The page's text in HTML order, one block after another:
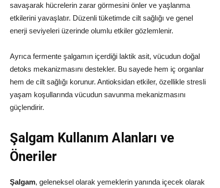
savaşarak hücrelerin zarar görmesini önler ve yaşlanma
etkilerini yavaşlatır. Düzenli tüketimde cilt sağlığı ve genel
enerji seviyeleri üzerinde olumlu etkiler gözlemlenir.
Ayrıca fermente şalgamın içerdiği laktik asit, vücudun doğal
detoks mekanizmasını destekler. Bu sayede hem iç organlar
hem de cilt sağlığı korunur. Antioksidan etkiler, özellikle stresli
yaşam koşullarında vücudun savunma mekanizmasını
güçlendirir.
Şalgam Kullanım Alanları ve
Öneriler
Şalgam, geleneksel olarak yemeklerin yanında içecek olarak